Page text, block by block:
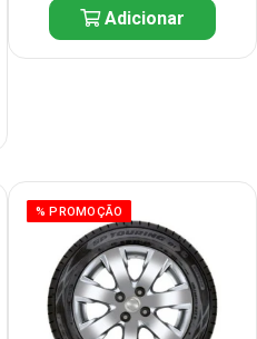
Adicionar
% PROMOÇÃO